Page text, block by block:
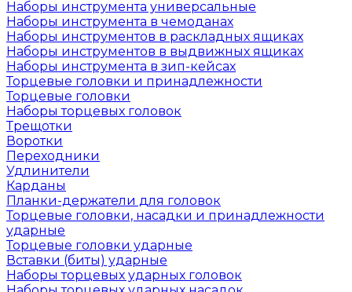
Наборы инструмента универсальные
Наборы инструмента в чемоданах
Наборы инструментов в раскладных ящиках
Наборы инструментов в выдвижных ящиках
Наборы инструмента в зип-кейсах
Торцевые головки и принадлежности
Торцевые головки
Наборы торцевых головок
Трещотки
Воротки
Переходники
Удлинители
Карданы
Планки-держатели для головок
Торцевые головки, насадки и принадлежности
ударные
Торцевые головки ударные
Вставки (биты) ударные
Наборы торцевых ударных головок